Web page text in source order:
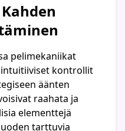
pelimekaniikat
kontrollit
äänten
raahata ja
elementtejä
tarttuvia